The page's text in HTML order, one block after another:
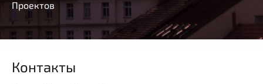
Проектов
Контакты